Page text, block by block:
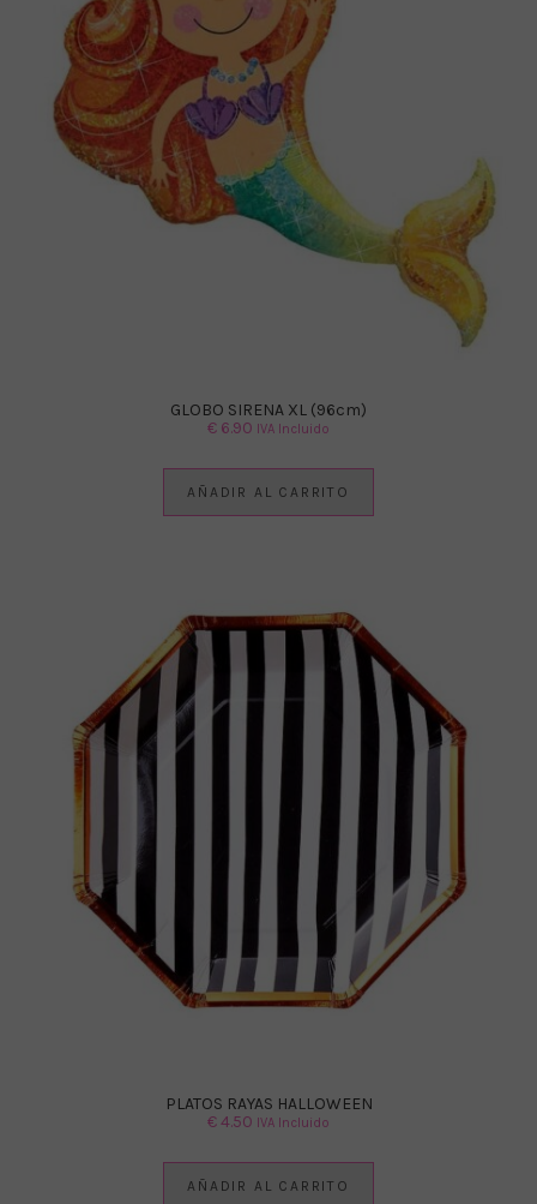
GLOBO SIRENA XL (96cm)
€ 6.90 IVA Incluido
AÑADIR AL CARRITO
PLATOS RAYAS HALLOWEEN
€4.50 IVA Incluido
AÑADIR AL CARRITO